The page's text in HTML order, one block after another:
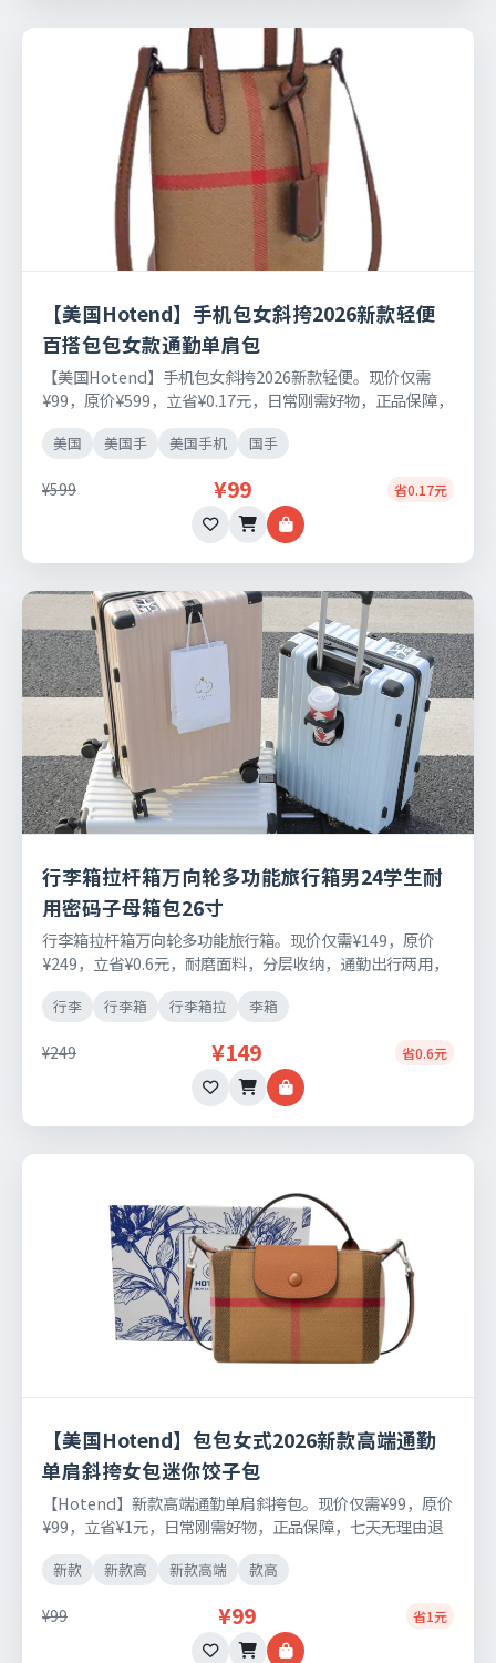
【美国Hotend】手机包女斜挎2026新款轻便
百搭包包女款通勤单肩包
【美国Hotend】手机包女斜挎2026新款轻便。现价仅需
¥99，原价¥599，立省¥0.17元，日常刚需好物，正品保障，
美国 美国手 美国手机 国手
¥599 ¥99 省0.17元
行李箱拉杆箱万向轮多功能旅行箱男24学生耐
用密码子母箱包26寸
行李箱拉杆箱万向轮多功能旅行箱。现价仅需¥149，原价
¥249，立省¥0.6元，耐磨面料，分层收纳，通勤出行两用，
行李 行李箱 行李箱拉 李箱
¥249 ¥149 省0.6元
【美国Hotend】包包女式2026新款高端通勤
单肩斜挎女包迷你饺子包
【Hotend】新款高端通勤单肩斜挎包。现价仅需¥99，原价
¥99，立省¥1元，日常刚需好物，正品保障，七天无理由退
新款 新款高 新款高端 款高
¥99 ¥99 省1元